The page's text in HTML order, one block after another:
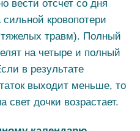
вести отсчет со дня
кровопотери
травм). Полный
на четыре и полный
в результате
выходит меньше, то
свет дочки возрастает.